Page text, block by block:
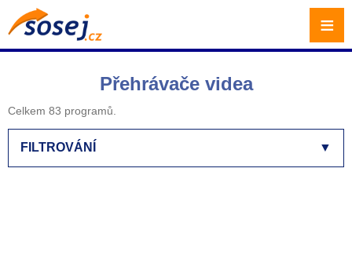
Přehrávače videa
Celkem 83 programů.
▼
FILTROVÁNÍ
≡